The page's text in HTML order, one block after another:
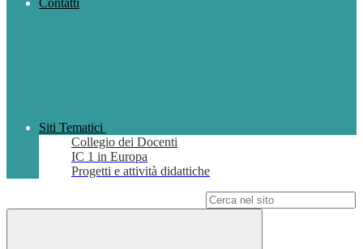
Contatti
Siti Tematici
Collegio dei Docenti
IC 1 in Europa
Progetti e attività didattiche